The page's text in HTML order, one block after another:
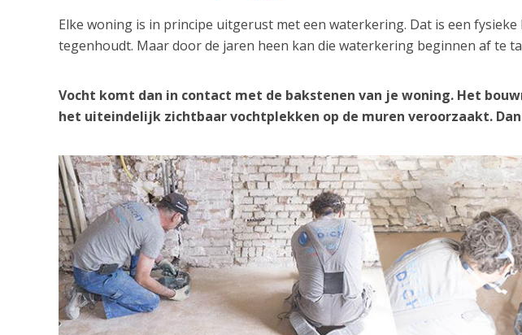
Elke woning is in principe uitgerust met een waterkering. Dat is een
tegenhoudt. Maar door de jaren heen kan die waterkering beginnen af te
Vocht komt dan in contact met de bakstenen van je woning. Het
het uiteindelijk zichtbaar vochtplekken op de muren veroorzaakt.